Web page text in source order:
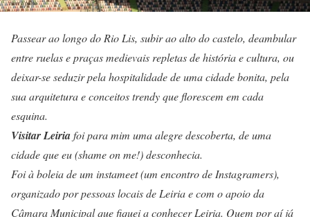
Passear ao longo do Rio Lis, subir ao alto do castelo, deambular
entre ruelas e praças medievais repletas de história e cultura, ou
deixar-se seduzir pela hospitalidade de uma cidade bonita, pela
sua arquitetura e conceitos trendy que florescem em cada
esquina.
Visitar Leiriafoi para mim uma alegre descoberta, de uma
cidade que eu (shame on me!) desconhecia.
Foi à boleia de um instameet (um encontro de Instagramers),
organizado por pessoas locais de Leiria e com o apoio da
Câmara Municipal que fiquei a conhecer Leiria. Quem por aí já